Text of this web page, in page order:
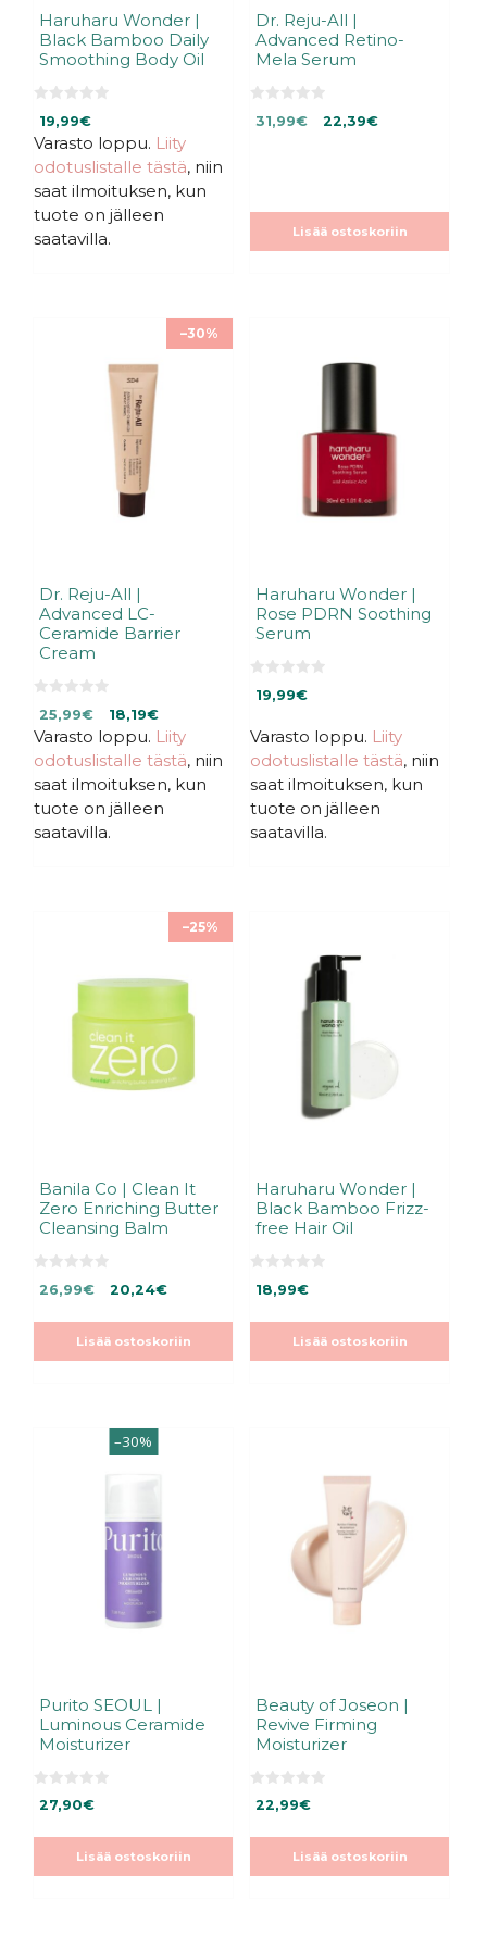
Haruharu Wonder |
Black Bamboo Daily
Smoothing Body Oil
:
s
t
19,99€
Varasto loppu. Liity
odotuslistalle tästä, niin
saat ilmoituksen, kun
tuote on jälleen
saatavilla.
Dr. Reju-All |
Advanced Retino-
Mela Serum
5Alkuperäinen
31,99€Nykyinen
22,39€
Lisää ostoskoriin
–30%
Dr. Reju-All |
Advanced LC-
Ceramide Barrier
Cream
0
5
:
s
t
Alkuperäinen
hinta
oli:
25,99€.
25,99€Nykyinen
hinta
on:
25,99€.
18,19€
Varasto loppu. Liity
odotuslistalle tästä, niin
saat ilmoituksen, kun
tuote on jälleen
saatavilla.
Haruharu Wonder |
Rose PDRN Soothing
Serum
0
t
19,99€
Varasto loppu. Liity
odotuslistalle tästä, niin
saat ilmoituksen, kun
tuote on jälleen
saatavilla.
–25%
Banila Co | Clean It
Zero Enriching Butter
Cleansing Balm
5
s
Alkuperäinen
26,99€.
26,99€Nykyinen
26,99€.
20,24€
Lisää ostoskoriin
Haruharu Wonder |
Black Bamboo Frizz-
free Hair Oil
s
18,99€
Lisää ostoskoriin
–30%
Purito SEOUL |
Luminous Ceramide
Moisturizer
0
5
s
27,90€
Lisää ostoskoriin
Beauty of Joseon |
Revive Firming
Moisturizer
0
5
s
22,99€
Lisää ostoskoriin